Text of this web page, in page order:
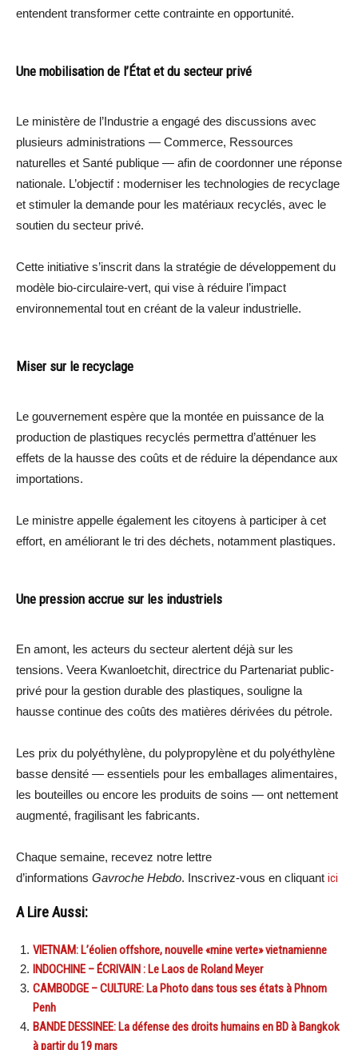
entendent transformer cette contrainte en opportunité.
Une mobilisation de l’État et du secteur privé
Le ministère de l’Industrie a engagé des discussions avec
plusieurs administrations — Commerce, Ressources
naturelles et Santé publique — afin de coordonner une réponse
nationale. L’objectif : moderniser les technologies de recyclage
et stimuler la demande pour les matériaux recyclés, avec le
soutien du secteur privé.
Cette initiative s’inscrit dans la stratégie de développement du
modèle bio-circulaire-vert, qui vise à réduire l’impact
environnemental tout en créant de la valeur industrielle.
Miser sur le recyclage
Le gouvernement espère que la montée en puissance de la
production de plastiques recyclés permettra d’atténuer les
effets de la hausse des coûts et de réduire la dépendance aux
importations.
Le ministre appelle également les citoyens à participer à cet
effort, en améliorant le tri des déchets, notamment plastiques.
Une pression accrue sur les industriels
En amont, les acteurs du secteur alertent déjà sur les
tensions. Veera Kwanloetchit, directrice du Partenariat public-
privé pour la gestion durable des plastiques, souligne la
hausse continue des coûts des matières dérivées du pétrole.
Les prix du polyéthylène, du polypropylène et du polyéthylène
basse densité — essentiels pour les emballages alimentaires,
les bouteilles ou encore les produits de soins — ont nettement
augmenté, fragilisant les fabricants.
Chaque semaine, recevez notre lettre
d’informations Gavroche Hebdo. Inscrivez-vous en cliquant ici
A Lire Aussi:
VIETNAM: L’éolien offshore, nouvelle «mine verte» vietnamienne
INDOCHINE – ÉCRIVAIN : Le Laos de Roland Meyer
CAMBODGE – CULTURE: La Photo dans tous ses états à Phnom
Penh
BANDE DESSINEE: La défense des droits humains en BD à Bangkok
à partir du 19 mars